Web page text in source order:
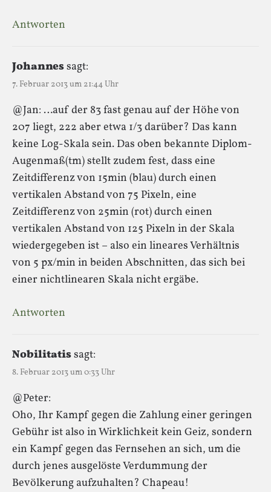
Antworten
Johannessagt:
7. Februar 2013 um 21:44 Uhr
@Jan: …auf der 83 fast genau auf der Höhe von
207 liegt, 222 aber etwa 1/3 darüber? Das kann
keine Log-Skala sein. Das oben bekannte Diplom-
Augenmaß(tm) stellt zudem fest, dass eine
Zeitdifferenz von 15min (blau) durch einen
vertikalen Abstand von 75 Pixeln, eine
Zeitdifferenz von 25min (rot) durch einen
vertikalen Abstand von 125 Pixeln in der Skala
wiedergegeben ist – also ein lineares Verhältnis
von 5 px/min in beiden Abschnitten, das sich bei
einer nichtlinearen Skala nicht ergäbe.
Antworten
Nobilitatissagt:
8. Februar 2013 um 0:33 Uhr
@Peter:
Oho, Ihr Kampf gegen die Zahlung einer geringen
Gebühr ist also in Wirklichkeit kein Geiz, sondern
ein Kampf gegen das Fernsehen an sich, um die
durch jenes ausgelöste Verdummung der
Bevölkerung aufzuhalten? Chapeau!